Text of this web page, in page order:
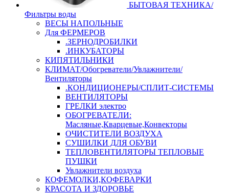
БЫТОВАЯ ТЕХНИКА/
Фильтры воды
ВЕСЫ НАПОЛЬНЫЕ
Для ФЕРМЕРОВ
.ЗЕРНОДРОБИЛКИ
.ИНКУБАТОРЫ
КИПЯТИЛЬНИКИ
КЛИМАТ/Обогреватели/Увлажнители/
Вентиляторы
.КОНДИЦИОНЕРЫ/СПЛИТ-СИСТЕМЫ
ВЕНТИЛЯТОРЫ
ГРЕЛКИ электро
ОБОГРЕВАТЕЛИ:
Масляные,Кварцевые,Конвекторы
ОЧИСТИТЕЛИ ВОЗДУХА
СУШИЛКИ ДЛЯ ОБУВИ
ТЕПЛОВЕНТИЛЯТОРЫ ТЕПЛОВЫЕ
ПУШКИ
Увлажнители воздуха
КОФЕМОЛКИ,КОФЕВАРКИ
КРАСОТА И ЗДОРОВЬЕ